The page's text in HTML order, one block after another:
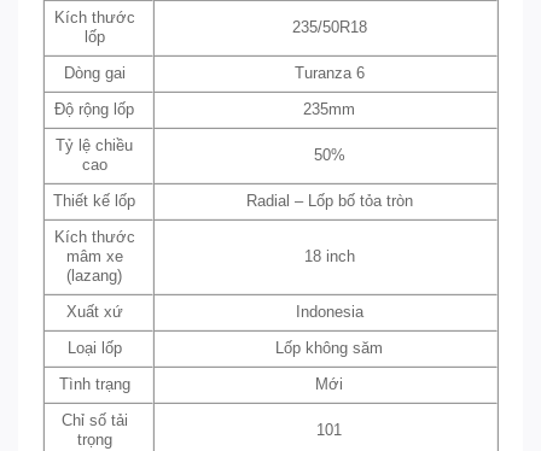
Kích thước
lốp
235/50R18
Dòng gai Turanza 6
Độ rộng lốp 235mm
Tỷ lệ chiều
cao
50%
Thiết kế lốp Radial – Lốp bố tỏa tròn
Kích thước
mâm xe
(lazang)
18 inch
Xuất xứ Indonesia
Loại lốp Lốp không săm
Tình trạng Mới
Chỉ số tải
trọng
101